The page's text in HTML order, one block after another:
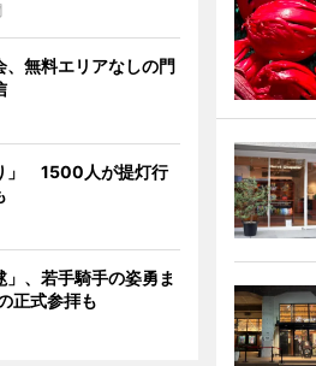
、無料エリアなしの門
」 1500人が提灯行
」、若手騎手の姿勇ま
正式参拝も